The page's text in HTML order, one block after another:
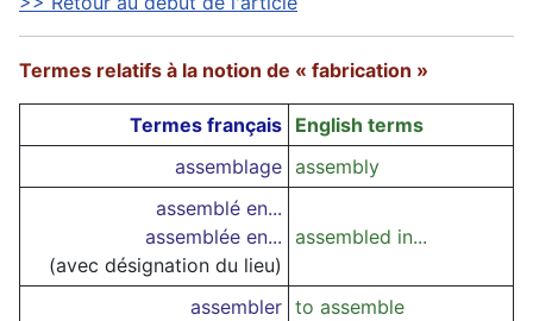
Termes relatifs à la notion de « fabrication »
Termes français English terms
assemblage assembly
assemblé en...
assemblée en...
(avec désignation du lieu)
assembled in...
assembler to assemble